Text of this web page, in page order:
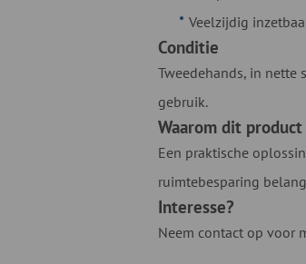
Veelzijdig
Conditie
Tweedehands, in nette
gebruik.
Waarom dit product
Een praktische
ruimtebesparing
Interesse?
Neem contact op voor